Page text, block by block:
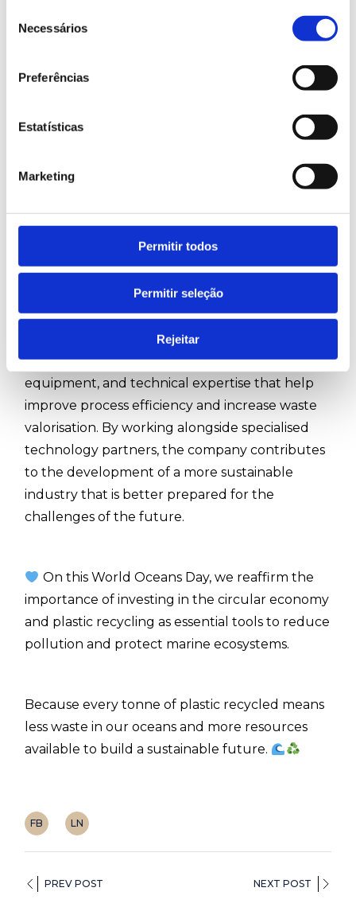
Necessários
Preferências
Estatísticas
Marketing
Permitir todos
Permitir seleção
Rejeitar
and recycling of materials, it becomes possible
to reduce waste, decrease dependence on
resources from ending up in the environment.
Plastic recycling is one of the areas where
this positive impact is most visible. Through
advanced processes, waste can be transformed
sustainable use of materials.
Through its Circular Economy business unit,
Ruy de Lacerda supports companies in the
plastics recycling industry with solutions,
equipment, and technical expertise that help
improve process efficiency and increase waste
valorisation. By working alongside specialised
technology partners, the company contributes
to the development of a more sustainable
industry that is better prepared for the
challenges of the future.
On this World Oceans Day, we reaffirm the
importance of investing in the circular economy
and plastic recycling as essential tools to reduce
pollution and protect marine ecosystems.
Because every tonne of plastic recycled means
less waste in our oceans and more resources
available to build a sustainable future.
FB LN
PREV POST NEXT POST